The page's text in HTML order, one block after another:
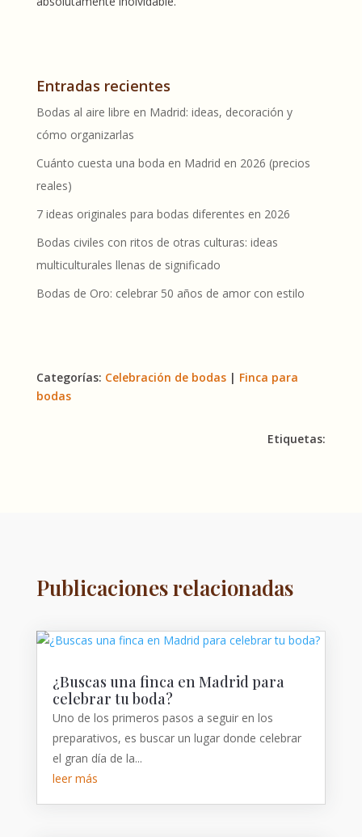
Entradas recientes
Bodas al aire libre en Madrid: ideas, decoración y
cómo organizarlas
Cuánto cuesta una boda en Madrid en 2026 (precios
reales)
7 ideas originales para bodas diferentes en 2026
Bodas civiles con ritos de otras culturas: ideas
multiculturales llenas de significado
Bodas de Oro: celebrar 50 años de amor con estilo
Categorías: Celebración de bodas| Finca para
bodas
Etiquetas:
Publicaciones relacionadas
¿Buscas una finca en Madrid para
celebrar tu boda?
Uno de los primeros pasos a seguir en los
preparativos, es buscar un lugar donde celebrar
el gran día de la...
leer más